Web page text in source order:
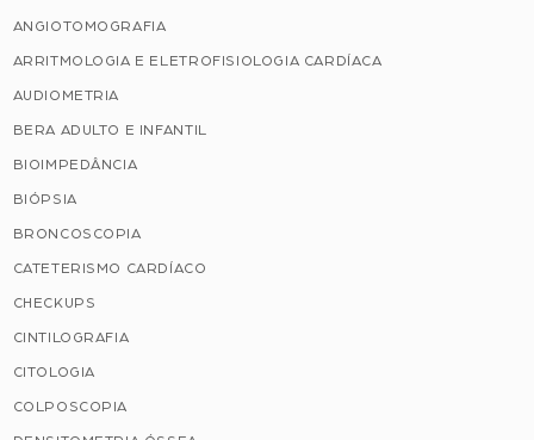
ANGIOTOMOGRAFIA
ARRITMOLOGIA E ELETROFISIOLOGIA CARDÍACA
AUDIOMETRIA
BERA ADULTO E INFANTIL
BIOIMPEDÂNCIA
BIÓPSIA
BRONCOSCOPIA
CATETERISMO CARDÍACO
CHECKUPS
CINTILOGRAFIA
CITOLOGIA
COLPOSCOPIA